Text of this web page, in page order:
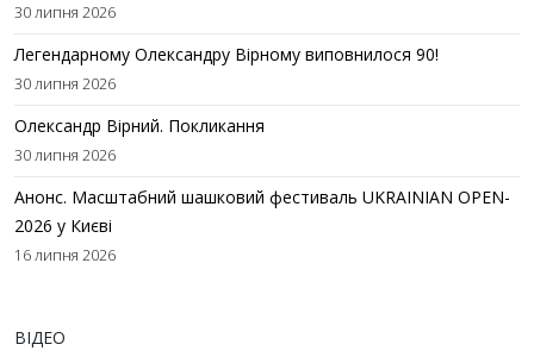
30 липня 2026
Легендарному Олександру Вірному виповнилося 90!
30 липня 2026
Олександр Вірний. Покликання
30 липня 2026
Анонс. Масштабний шашковий фестиваль UKRAINIAN OPEN-
2026 у Києві
16 липня 2026
ВІДЕО